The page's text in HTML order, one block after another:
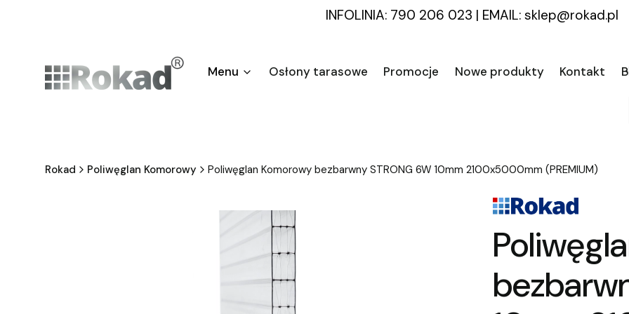
INFOLINIA: 790 206 023 | EMAIL: sklep@rokad.pl
Menu Osłony tarasowe Promocje Nowe produkty Kontakt
Rokad Poliwęglan Komorowy Poliwęglan Komorowy bezbarwny STRONG 6W 10mm 2100x5000mm (PREMIUM)